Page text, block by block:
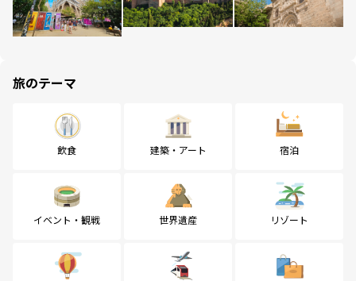
旅のテーマ
飲食 建築・アート 宿泊
イベント・観戦 世界遺産 リゾート